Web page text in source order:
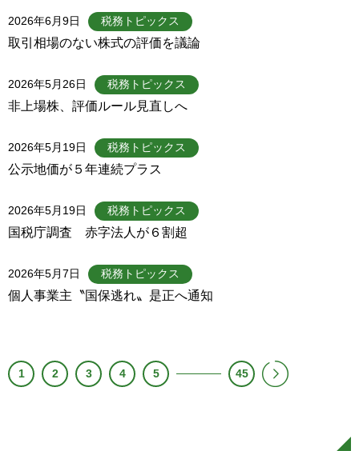
2026年6月9日 税務トピックス
取引相場のない株式の評価を議論
2026年5月26日 税務トピックス
非上場株、評価ルール見直しへ
2026年5月19日 税務トピックス
公示地価が５年連続プラス
2026年5月19日 税務トピックス
国税庁調査 赤字法人が６割超
2026年5月7日 税務トピックス
個人事業主〝国保逃れ〟是正へ通知
1 2 3 4 5 45